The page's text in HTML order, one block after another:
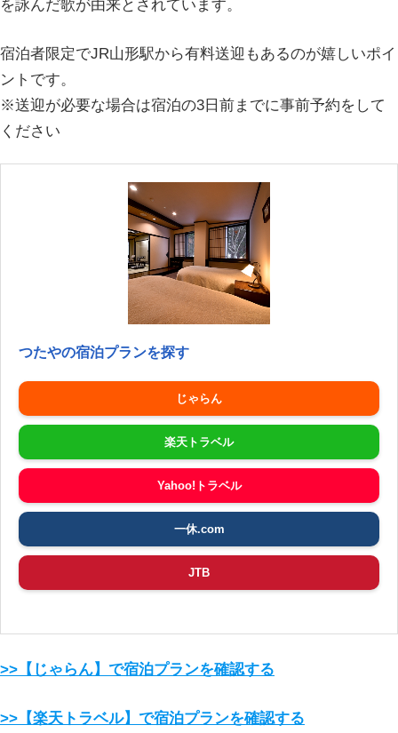
を詠んだ歌が由来とされています。
宿泊者限定でJR山形駅から有料送迎もあるのが嬉しいポイ
ントです。
※送迎が必要な場合は宿泊の3日前までに事前予約をして
ください
つたやの宿泊プランを探す
じゃらん
楽天トラベル
Yahoo!トラベル
一休.com
JTB
>>【じゃらん】で宿泊プランを確認する
>>【楽天トラベル】で宿泊プランを確認する